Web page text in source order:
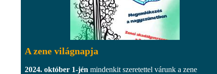
A zene világnapja
2024. október 1-jén mindenkit szeretettel várunk a zene